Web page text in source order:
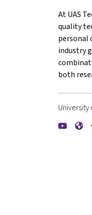
At UAS
quality
personal
industry
both
{mlang